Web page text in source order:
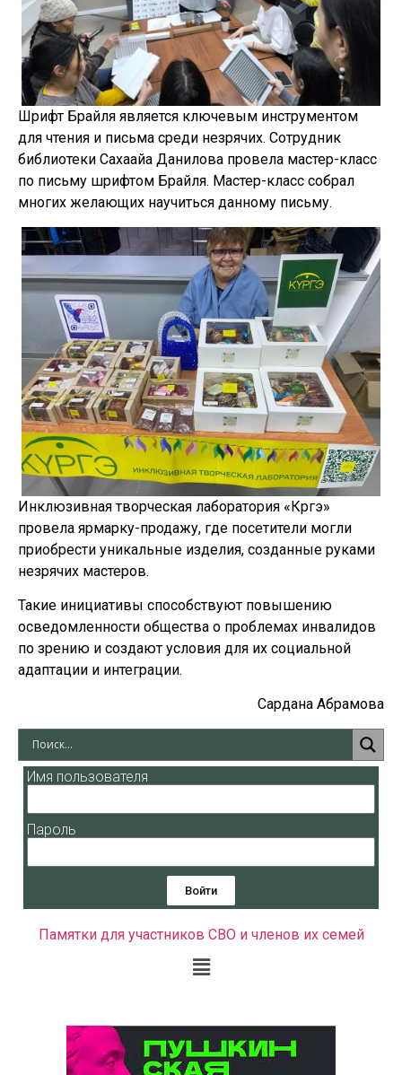
Шрифт Брайля является ключевым инструментом
для чтения и письма среди незрячих. Сотрудник
библиотеки Сахаайа Данилова провела мастер-класс
по письму шрифтом Брайля. Мастер-класс собрал
многих желающих научиться данному письму.
Инклюзивная творческая лаборатория «Күргэ»
провела ярмарку-продажу, где посетители могли
приобрести уникальные изделия, созданные руками
незрячих мастеров.
Такие инициативы способствуют повышению
осведомленности общества о проблемах инвалидов
по зрению и создают условия для их социальной
адаптации и интеграции.
Сардана Абрамова
Имя пользователя
Пароль
Войти
Памятки для участников СВО и членов их семей